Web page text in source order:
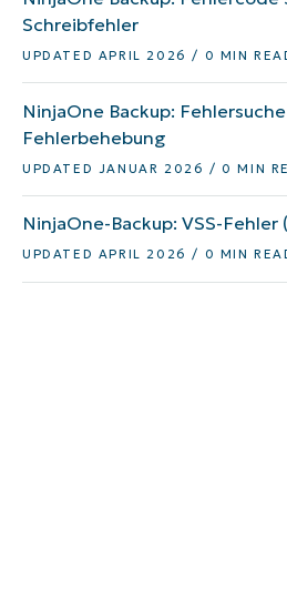
Schreibfehler
UPDATED APRIL 2026 / 0 MIN
NinjaOne Backup:
Fehlerbehebung
UPDATED JANUAR 2026 / 0 MIN
NinjaOne-Backup: VSS-Fehler
UPDATED APRIL 2026 / 0 MIN